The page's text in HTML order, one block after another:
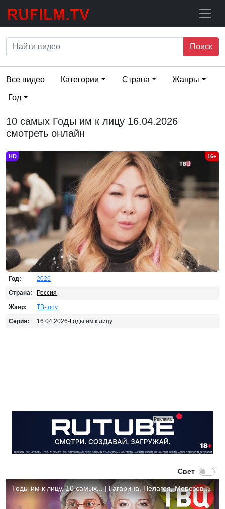
Поиск
Все видео Категории Страна Жанры
Год
10 самых Годы им к лицу 16.04.2026
смотреть онлайн
HD 16+
Год:
2026
Страна:
Россия
Жанр:
ТВ-шоу
Серия:
16.04.2026-Годы им к лицу